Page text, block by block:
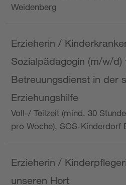
Weidenberg
Erzieherin /
Sozialpädagogin (m/w/d)
Betreuungsdienst in der
Erziehungshilfe
Voll-/ Teilzeit (mind. 30
pro Woche), SOS-Kinderdorf
Erzieherin /
unseren Hort